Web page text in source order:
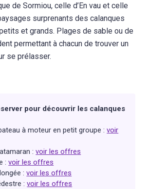
de Sormiou, celle d’En vau et celle
surprenants des calanques
et grands. Plages de sable ou de
permettant à chacun de trouver un
se prélasser.
pour découvrir les calanques
à moteur en petit groupe :voir
:voir les offres
:voir les offres
:voir les offres
:voir les offres